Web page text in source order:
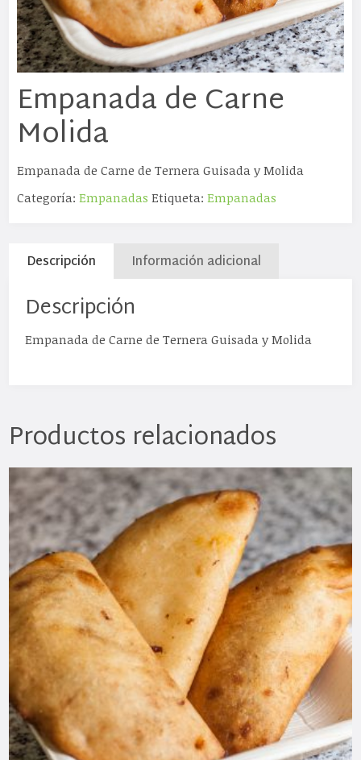
Empanada de Carne
Molida
Empanada de Carne de Ternera Guisada y Molida
Categoría:Empanadas Etiqueta:Empanadas
Descripción Información adicional
Descripción
Empanada de Carne de Ternera Guisada y Molida
Productos relacionados